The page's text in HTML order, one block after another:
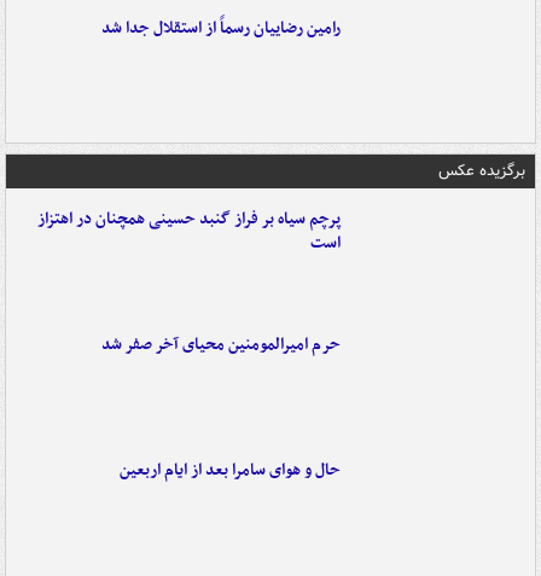
رامین رضاییان رسماً از استقلال جدا شد
برگزیده عکس
پرچم سیاه بر فراز گنبد حسینی همچنان در اهتزاز
است
حرم امیرالمومنین محیای آخر صفر شد
حال و هوای سامرا بعد از ایام اربعین